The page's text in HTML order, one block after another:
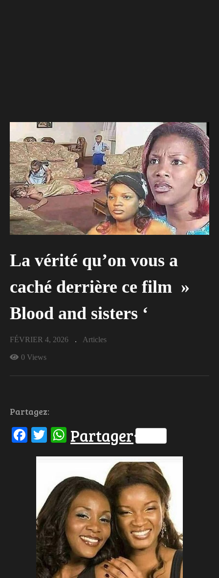
La vérité qu’on vous a
caché derrière ce film »
Blood and sisters ‘
FÉVRIER 4, 2026 Articles
0 Views
Partagez:
Facebook
Twitter
WhatsApp
Partager